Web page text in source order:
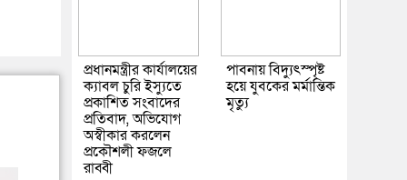
প্রধানমন্ত্রীর কার্যালয়ের
ক্যাবল চুরি ইস্যুতে
প্রকাশিত সংবাদের
প্রতিবাদ, অভিযোগ
অস্বীকার করলেন
প্রকৌশলী ফজলে
রাব্বী
পাবনায় বিদ্যুৎস্পৃষ্ট
হয়ে যুব‌কের মর্মান্তিক
মৃত্যু